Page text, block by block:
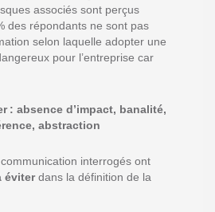
associés sont perçus
des répondants ne sont pas
selon laquelle adopter une
pour l’entreprise car
: absence d’impact, banalité,
abstraction
communication interrogés ont
éviterdans la définition de la